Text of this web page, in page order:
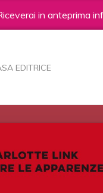
in anteprima
EDITRICE